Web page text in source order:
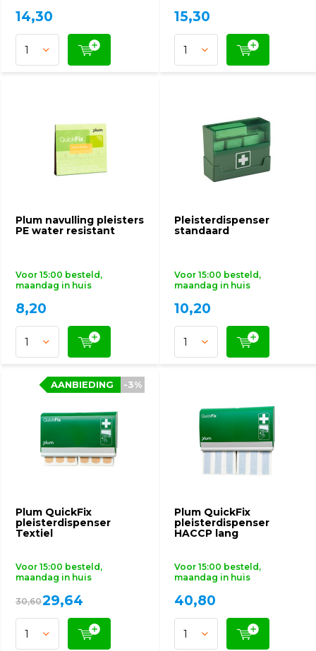
14,30 15,30
Plum navulling pleisters
PE water resistant
Voor 15:00 besteld,
maandag in huis
8,20
Pleisterdispenser
standaard
Voor 15:00 besteld,
maandag in huis
10,20
Plum QuickFix
pleisterdispenser
Textiel
Voor 15:00 besteld,
maandag in huis
-3%
AANBIEDING
30,6029,64
-3%
AANBIEDING
Plum QuickFix
pleisterdispenser
HACCP lang
Voor 15:00 besteld,
maandag in huis
40,80